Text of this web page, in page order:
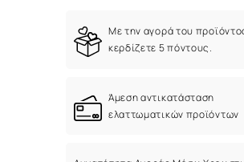
Με την αγορά του
κερδίζετε 5 πόντους.
Άμεση αντικατάσταση
ελαττωματικών προϊόντων